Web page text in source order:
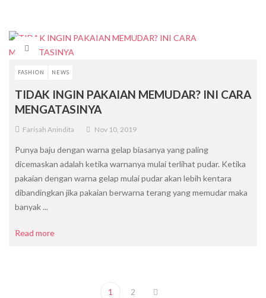
FASHION NEWS
TIDAK INGIN PAKAIAN MEMUDAR? INI CARA
MENGATASINYA
Farisah Anindita Nov 10, 2019
Punya baju dengan warna gelap biasanya yang paling
dicemaskan adalah ketika warnanya mulai terlihat pudar. Ketika
pakaian dengan warna gelap mulai pudar akan lebih kentara
dibandingkan jika pakaian berwarna terang yang memudar maka
banyak ...
Read more
1 2